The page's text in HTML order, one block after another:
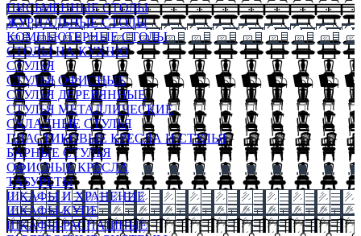
ПИСЬМЕННЫЕ СТОЛЫ
ЖУРНАЛЬНЫЕ СТОЛЫ
КОМПЬЮТЕРНЫЕ СТОЛЫ
СТОЛЫ НА КУХНЮ
СТУЛЬЯ
СТУЛЬЯ ОФИСНЫЕ
СТУЛЬЯ ДЕРЕВЯННЫЕ
СТУЛЬЯ МЕТАЛЛИЧЕСКИЕ
СКЛАДНЫЕ СТУЛЬЯ
ПЛАСТИКОВЫЕ КРЕСЛА И СТУЛЬЯ
БАРНЫЕ СТУЛЬЯ
ОФИСНЫЕ КРЕСЛА
ТАБУРЕТЫ
ШКАФЫ И ХРАНЕНИЕ
ШКАФЫ-КУПЕ
ШКАФЫ-РАСПАШНЫЕ